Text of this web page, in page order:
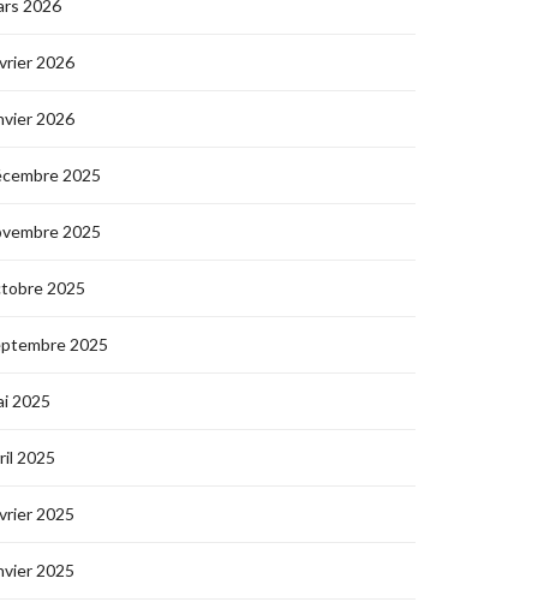
2026
2026
2026
2025
2025
2025
2025
2025
2025
2025
2025